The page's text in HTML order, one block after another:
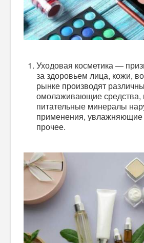
Уходовая косметика —
за здоровьем лица, кожи,
рынке производят
омолаживающие средства,
питательные минералы
применения, увлажняющие
прочее.